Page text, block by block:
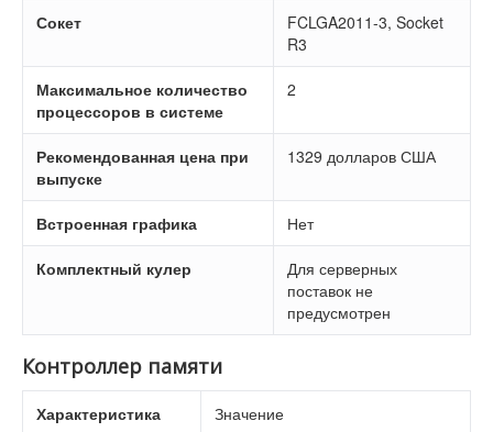
Сокет
FCLGA2011-3, Socket
R3
Максимальное количество
процессоров в системе
2
Рекомендованная цена при
выпуске
1329 долларов США
Встроенная графика Нет
Комплектный кулер
Для серверных
поставок не
предусмотрен
Контроллер памяти
Характеристика Значение